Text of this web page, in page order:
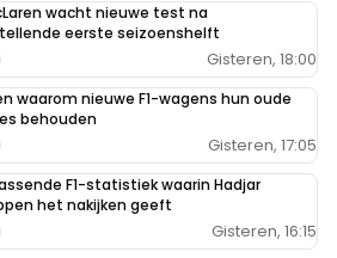
wacht nieuwe test na
eerste seizoenshelft
Gisteren, 18:00
waarom nieuwe F1-wagens hun oude
behouden
Gisteren, 17:05
F1-statistiek waarin Hadjar
het nakijken geeft
Gisteren, 16:15